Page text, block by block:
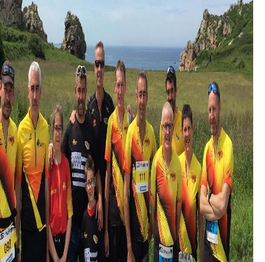
cordiale, pendant et
après l'effort !